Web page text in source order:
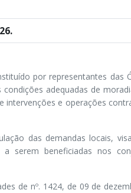
por representantes das
adequadas de
intervenções e operações
das demandas locais,
serem beneficiadas nos
de nº. 1424, de 09 de